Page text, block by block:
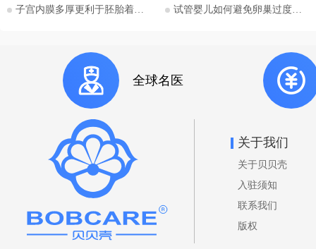
法律的核心要点，并特别关注单身
拉套大学附属BFG生殖妇产医院的
咨询信息。 核心要点一：吉尔吉
斯斯坦助孕法律概述 吉尔吉斯斯
《家庭法》、《公民健康保护法》
尔吉斯斯坦法律明确承认并规范了
助孕行为，包括商业助孕，允许委
托人向助孕母亲支付报酬。 亲权
认定： 法律明确规定，在签署合
子宫内膜多厚更利于胚胎着床？
试管婴儿如何避免卵巢过度刺激综合征
全球名医
关于我们
关于贝贝壳
入驻须知
联系我们
版权